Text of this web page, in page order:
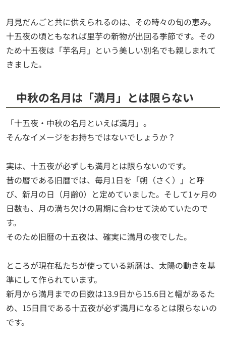
月見だんごと共に供えられるのは、その時々の旬の恵み。
十五夜の頃ともなれば里芋の新物が出回る季節です。その
ため十五夜は「芋名月」という美しい別名でも親しまれて
きました。
中秋の名月は「満月」とは限らない
「十五夜・中秋の名月といえば満月」。
そんなイメージをお持ちではないでしょうか？
実は、十五夜が必ずしも満月とは限らないのです。
昔の暦である旧暦では、毎月1日を「朔（さく）」と呼
び、新月の日（月齢0）と定めていました。そして1ヶ月の
日数も、月の満ち欠けの周期に合わせて決めていたので
す。
そのため旧暦の十五夜は、確実に満月の夜でした。
ところが現在私たちが使っている新暦は、太陽の動きを基
準にして作られています。
新月から満月までの日数は13.9日から15.6日と幅があるた
め、15日目である十五夜が必ず満月になるとは限らないの
です。